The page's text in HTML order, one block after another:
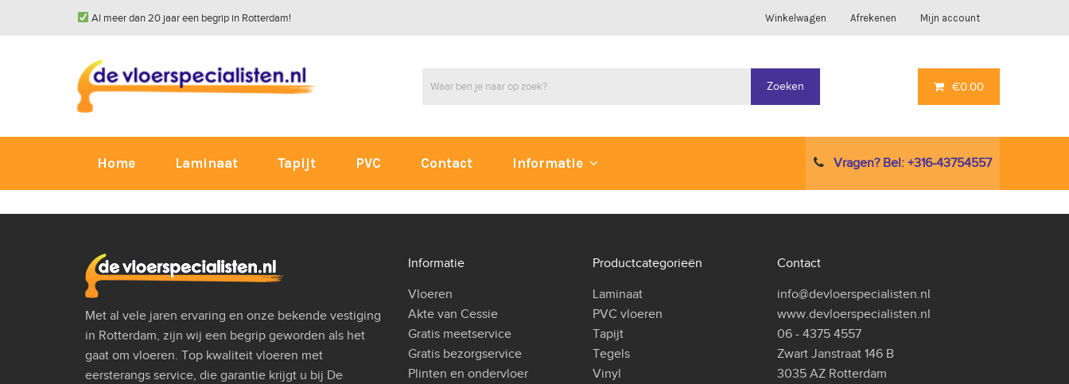
Al meer dan 20 jaar een begrip in Rotterdam! Winkelwagen Afrekenen Mijn account
Zoeken €0.00
Home Laminaat Tapijt PVC Contact Informatie Vragen? Bel: +316-43754557
Met al vele jaren ervaring en onze bekende vestiging
in Rotterdam, zijn wij een begrip geworden als het
gaat om vloeren. Top kwaliteit vloeren met
eersterangs service, die garantie krijgt u bij De
Informatie
Vloeren
Akte van Cessie
Gratis meetservice
Gratis bezorgservice
Plinten en ondervloer
Productcategorieën
Laminaat
PVC vloeren
Tapijt
Tegels
Vinyl
Contact
info@devloerspecialisten.nl
www.devloerspecialisten.nl
06 - 4375 4557
Zwart Janstraat 146 B
3035 AZ Rotterdam